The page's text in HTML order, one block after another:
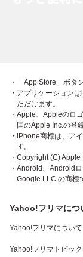
・「App Store」ボタ
・アプリケーション
ただけます。
・Apple、Appleのロ
国のApple Inc.の登
・iPhone商標は、ア
す。
・Copyright (C)
・Android、Android
Google LLC の商標
Yahoo!フリマにつ
Yahoo!フリマについて
Yahoo!フリマトピッ